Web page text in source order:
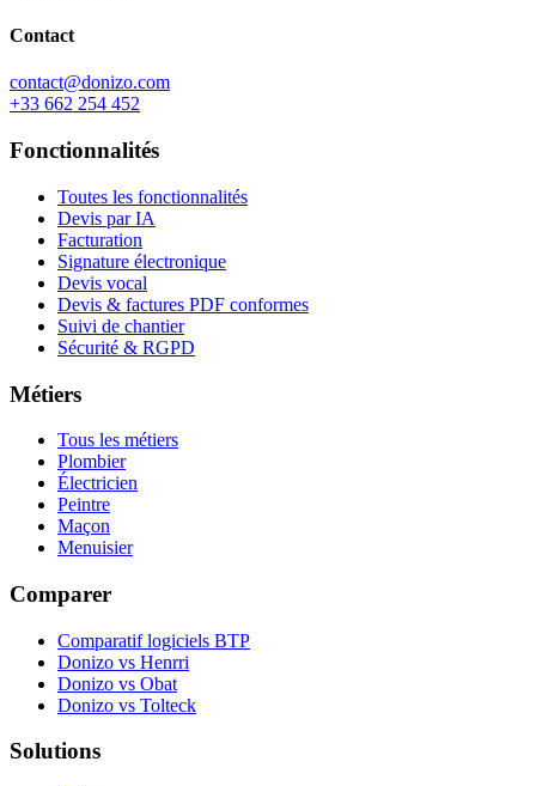
Contact
contact@donizo.com
+33 662 254 452
Fonctionnalités
Toutes les fonctionnalités
Devis par IA
Facturation
Signature électronique
Devis vocal
Devis & factures PDF conformes
Suivi de chantier
Sécurité & RGPD
Métiers
Tous les métiers
Plombier
Électricien
Peintre
Maçon
Menuisier
Comparer
Comparatif logiciels BTP
Donizo vs Henrri
Donizo vs Obat
Donizo vs Tolteck
Solutions